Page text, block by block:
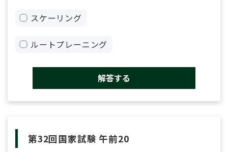
スケーリング
ルートプレーニング
解答する
第32回国家試験 午前20